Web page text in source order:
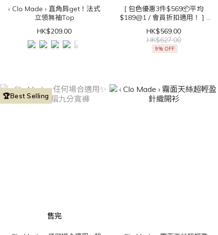
‹ Clo Made › 直角肩get！法式
立領無袖Top
HK$209.00
[ 包色優惠3件$569📦平均
$189@1 / 會員折扣適用！ ] ‹
Clo Made › 直角肩get！法式
立領無袖Top
HK$569.00
HK$627.00
9% OFF
🏆Best Selling
售完